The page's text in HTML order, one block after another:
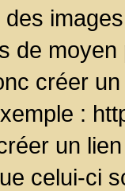
de
créer
:
un
celui-ci